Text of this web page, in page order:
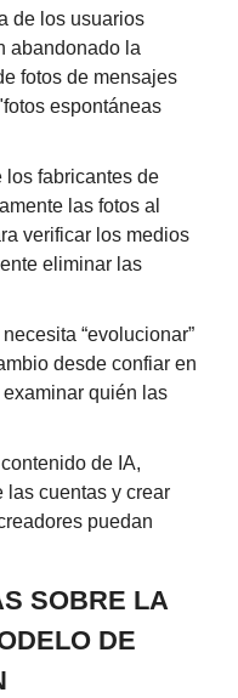
de los usuarios
abandonado la
fotos de mensajes
espontáneas
los fabricantes de
las fotos al
verificar los medios
eliminar las
“evolucionar”
desde confiar en
quién las
de IA,
las cuentas y crear
puedan
SOBRE LA
DE